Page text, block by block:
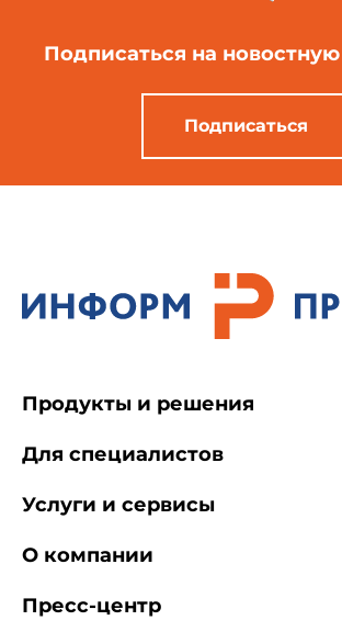
Подписаться на
Подписаться
Продукты и решения
Для специалистов
Услуги и сервисы
О компании
Пресс-центр